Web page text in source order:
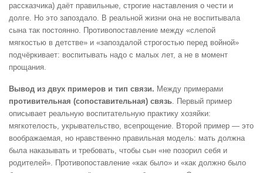
рассказчика) даёт правильные, строгие наставления о чести и
долге. Но это запоздало. В реальной жизни она не воспитывала
сына так постоянно. Противопоставление между «слепой
мягкостью в детстве» и «запоздалой строгостью перед войной»
подчёркивает: воспитывать надо с малых лет, а не в момент
прощания.
Вывод из двух примеров и тип связи. Между примерами
противительная (сопоставительная) связь. Первый пример
описывает реальную воспитательную практику хозяйки:
мягкотелость, укрывательство, всепрощение. Второй пример — это
воображаемая, но нравственно правильная модель: мать должна
была наказывать и требовать, чтобы сын «не позорил себя и
родителей». Противопоставление «как было» и «как должно было